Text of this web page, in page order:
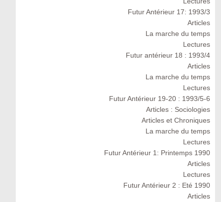
Futur Antérieur 17: 1993/3
Articles
La marche du temps
Lectures
Futur antérieur 18 : 1993/4
Articles
La marche du temps
Lectures
Futur Antérieur 19-20 : 1993/5-6
Articles : Sociologies
Articles et Chroniques
La marche du temps
Lectures
Futur Antérieur 1: Printemps 1990
Articles
Lectures
Futur Antérieur 2 : Eté 1990
Articles